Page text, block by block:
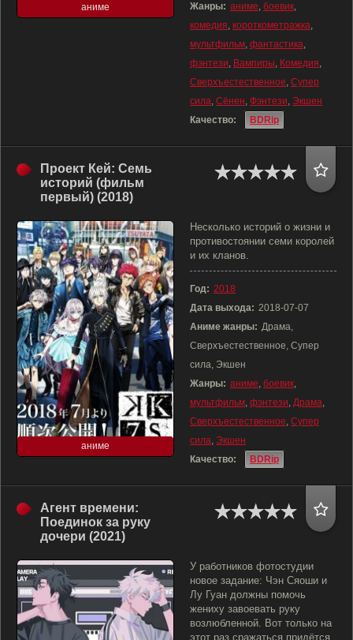
аниме
Жанры: аниме, боевик,
комедия, короткометражка,
мультфильм, фантастика,
фэнтези, Вампиры, Комедия,
Сверхъестественное, Супер
сила, Сёнен, Фэнтези, Экшен
Качество:
BDRip
Проект Кей: Семь
историй (фильм
первый) (2018)
аниме
Несколько историй о жизни и
противостоянии семи королей
и их кланов.
Год: 2018
Дата выхода: 2018-07-07
Аниме жанры: Драма,
Сверхъестественное, Супер
сила, Экшен
Жанры: аниме, боевик,
мультфильм, фэнтези, Драма,
Сверхъестественное, Супер
сила, Экшен
Качество:
BDRip
Агент времени:
Поединок за руку
дочери (2021)
У работников фотостудии
новое задание: Чэн Сяоши и
Лу Гуан должны помочь
жениху завоевать руку
возлюбленной. Вот только на
этот раз сражаться придётся